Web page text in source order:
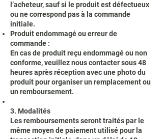
l’acheteur, sauf si le produit est défectueux
ou ne correspond pas à la commande
initiale.
Produit endommagé ou erreur de
commande :
En cas de produit reçu endommagé ou non
conforme, veuillez nous contacter sous 48
heures après réception avec une photo du
produit pour organiser un remplacement ou
un remboursement.
3. Modalités
Les remboursements seront traités par le
même moyen de paiement utilisé pour la